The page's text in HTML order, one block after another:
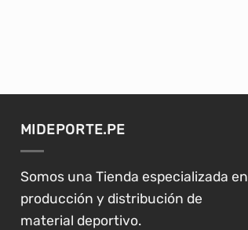
MIDEPORTE.PE
Somos una Tienda especializada en
producción y distribución de
material deportivo.